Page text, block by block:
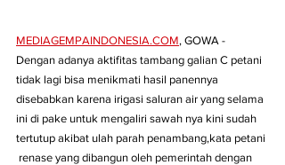
MEDIAGEMPAINDONESIA.COM, GOWA -
Dengan adanya aktifitas tambang galian C petani
tidak lagi bisa menikmati hasil panennya
disebabkan karena irigasi saluran air yang selama
ini di pake untuk mengaliri sawah nya kini sudah
tertutup akibat ulah parah penambang,kata petani
renase yang dibangun oleh pemerintah dengan